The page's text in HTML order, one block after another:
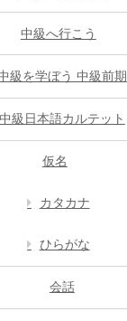
中級へ行こう
級を学ぼう 中級前期
中級日本語カルテット
仮名
カタカナ
ひらがな
会話